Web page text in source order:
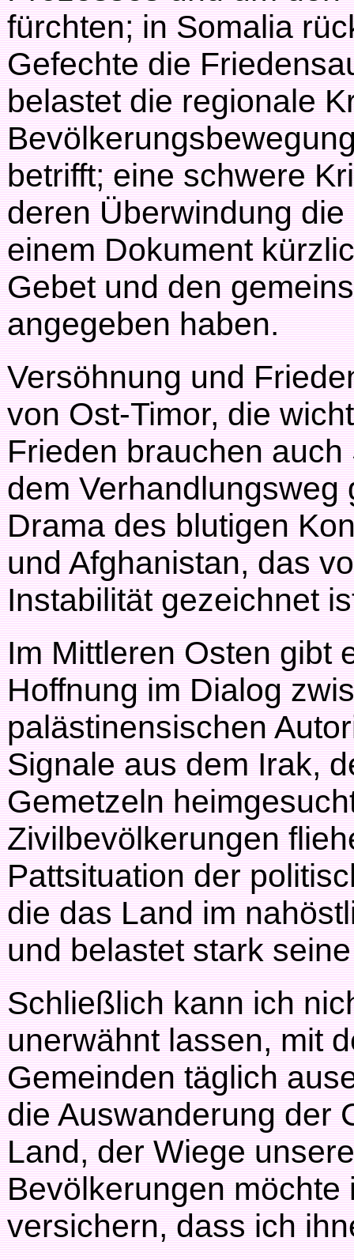
fürchten; in Somalia
Gefechte die
belastet die regionale
betrifft; eine schwere
deren Überwindung
einem Dokument
Gebet und den
angegeben haben.
Versöhnung und
von Ost-Timor, die
Frieden brauchen
dem
Drama des blutigen
und Afghanistan, das
Instabilität gezeichnet
Im Mittleren Osten gibt
Hoffnung im Dialog
palästinensischen
Signale aus dem Irak,
Gemetzeln
Zivilbevölkerungen
Pattsituation der
die das Land im
und belastet stark
Schließlich kann ich
unerwähnt lassen, mit
Gemeinden täglich
die Auswanderung der
Land, der Wiege
Bevölkerungen möchte
versichern, dass ich